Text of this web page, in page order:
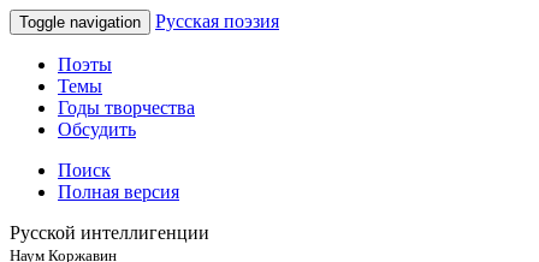
Toggle navigation Русская поэзия
Поэты
Темы
Годы творчества
Обсудить
Поиск
Полная версия
Русской интеллигенции
Наум Коржавин